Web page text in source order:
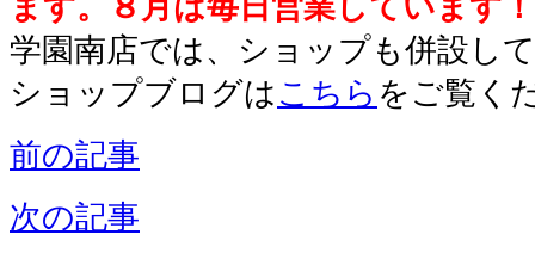
学園南店では、ショップも併設し
ショップブログは こちら をご覧く
前の記事
次の記事